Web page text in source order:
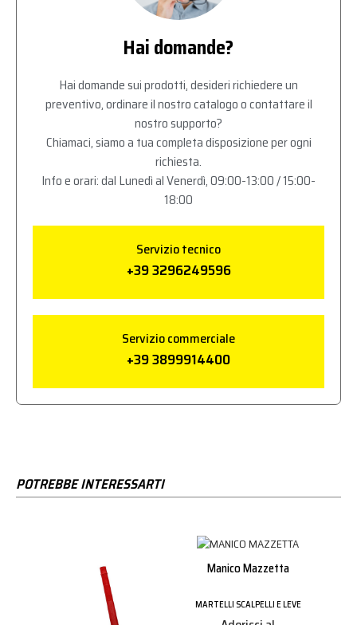
Hai domande?
Hai domande sui prodotti, desideri richiedere un
preventivo, ordinare il nostro catalogo o contattare il
nostro supporto?
Chiamaci, siamo a tua completa disposizione per ogni
richiesta.
Info e orari: dal Lunedì al Venerdì, 09:00-13:00 / 15:00-
18:00
Servizio tecnico
+39 3296249596
Servizio commerciale
+39 3899914400
POTREBBE INTERESSARTI
Manico Mazzetta
MARTELLI SCALPELLI E LEVE